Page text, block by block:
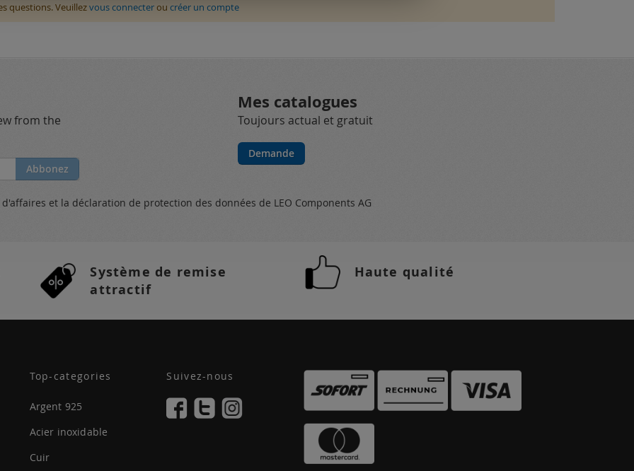
questions. Veuillezvous connecterou créer un compte
from the
Abbonez
Mes catalogues
Toujours actual et gratuit
Demande
d'affaires et la déclaration de protection des données de LEO Components AG
Système de remise
attractif
Haute qualité
Top-categories
Argent 925
Acier inoxidable
Cuir
Suivez-nous